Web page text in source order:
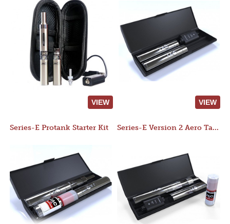
VIEW VIEW
Series-E Protank Starter Kit Series-E Version 2 Aero Tank Starter Kit